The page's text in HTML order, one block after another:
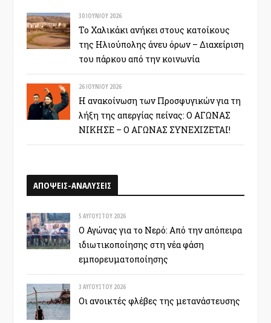
30 ΙΟΥΝΊΟΥ 2026
Το Χαλικάκι ανήκει στους κατοίκους
της Ηλιούπολης άνευ όρων – Διαχείριση
του πάρκου από την κοινωνία
26 ΙΟΥΝΊΟΥ 2026
Η ανακοίνωση των Προσφυγικών για τη
λήξη της απεργίας πείνας: Ο ΑΓΩΝΑΣ
ΝΙΚΗΣΕ – Ο ΑΓΩΝΑΣ ΣΥΝΕΧΙΖΕΤΑΙ!
ΑΠΟΨΕΙΣ-ΑΝΑΛΥΣΕΙΣ
5 ΑΥΓΟΎΣΤΟΥ 2026
Ο Αγώνας για το Νερό: Από την απόπειρα
ιδιωτικοποίησης στη νέα φάση
εμπορευματοποίησης
3 ΑΥΓΟΎΣΤΟΥ 2026
Οι ανοικτές φλέβες της μετανάστευσης